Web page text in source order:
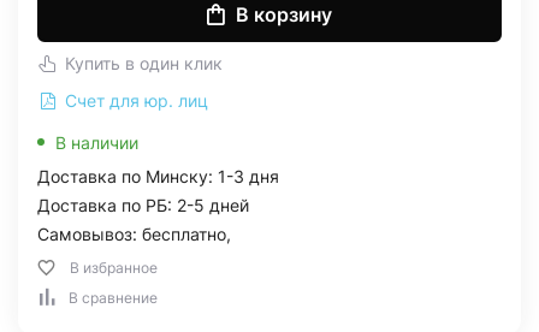
В корзину
Купить в один клик
Счет для юр. лиц
В наличии
Доставка по Минску: 1-3 дня
Доставка по РБ: 2-5 дней
Самовывоз: бесплатно,
В избранное
В сравнение